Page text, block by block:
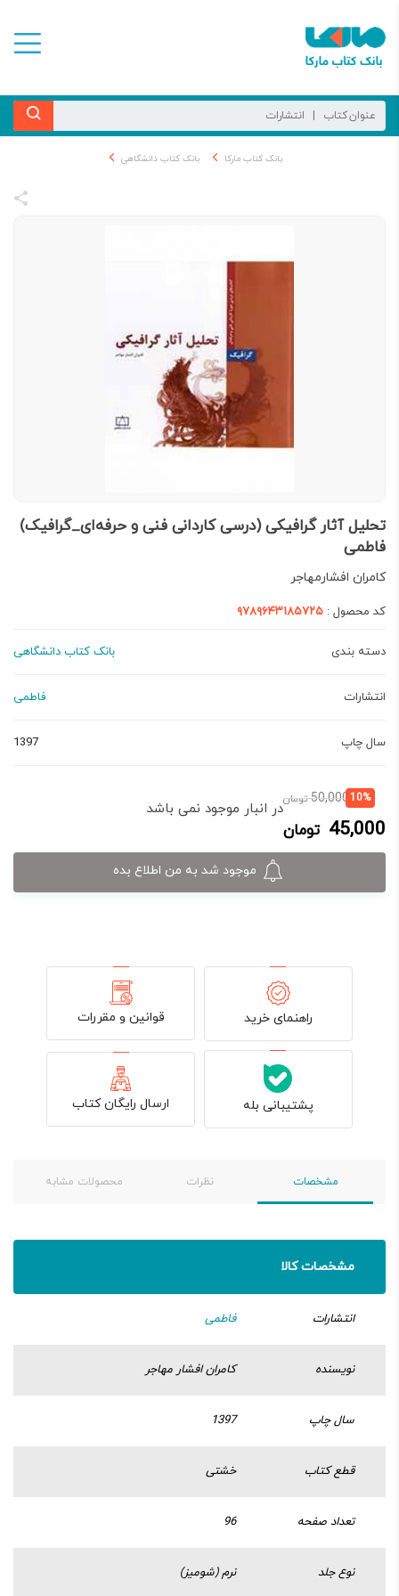
بانک کتاب مارکا بانک کتاب دانشگاهی
تحلیل آثار گرافیکی (درسی کاردانی فنی و حرفه‌ای_گرافیک)
فاطمی
کامران افشارمهاجر
کد محصول : ۹۷۸۹۶۴۳۱۸۵۷۲۵
دسته بندی بانک کتاب دانشگاهی
انتشارات فاطمی
سال چاپ 1397
10%
50,000 تومانقیمت
اصلی:
45,000 تومان
قیمت
فعلی:
45,000 تومان.
در انبار موجود نمی باشد
موجود شد به من اطلاع بده
راهنمای خرید قوانین و مقررات
پشتیبانی بله ارسال رایگان کتاب
مشخصات نظرات محصولات مشابه
مشخصات کالا
انتشارات فاطمی
نویسنده کامران افشار مهاجر
سال چاپ 1397
قطع کتاب خشتی
تعداد صفحه 96
نوع جلد نرم (شومیز)